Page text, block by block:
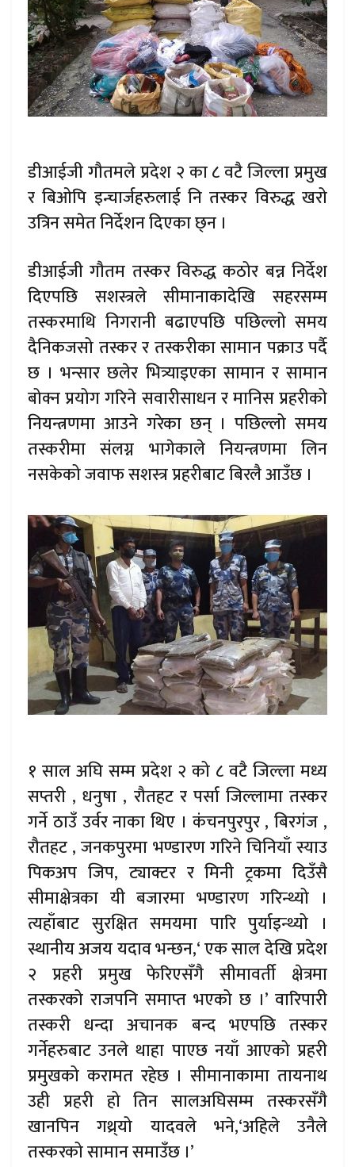
डीआईजी गौतमले प्रदेश २ का ८ वटै जिल्ला प्रमुख
र बिओपि इन्चार्जहरुलाई नि तस्कर विरुद्ध खरो
उत्रिन समेत निर्देशन दिएका छ्न ।
डीआईजी गौतम तस्कर विरुद्ध कठोर बन्न निर्देश
दिएपछि सशस्त्रले सीमानाकादेखि सहरसम्म
तस्करमाथि निगरानी बढाएपछि पछिल्लो समय
दैनिकजसो तस्कर र तस्करीका सामान पक्राउ पर्दै
छ । भन्सार छलेर भित्र्याइएका सामान र सामान
बोक्न प्रयोग गरिने सवारीसाधन र मानिस प्रहरीको
नियन्त्रणमा आउने गरेका छन् । पछिल्लो समय
तस्करीमा संलग्न भागेकाले नियन्त्रणमा लिन
नसकेको जवाफ सशस्त्र प्रहरीबाट बिरलै आउँछ ।
१ साल अघि सम्म प्रदेश २ को ८ वटै जिल्ला मध्य
सप्तरी , धनुषा , रौतहट र पर्सा जिल्लामा तस्कर
गर्ने ठाउँ उर्वर नाका थिए । कंचनपुरपुर , बिरगंज ,
रौतहट , जनकपुरमा भण्डारण गरिने चिनियाँ स्याउ
पिकअप जिप, ट्याक्टर र मिनी ट्रकमा दिउँसै
सीमाक्षेत्रका यी बजारमा भण्डारण गरिन्थ्यो ।
त्यहाँबाट सुरक्षित समयमा पारि पुर्याइन्थ्यो ।
स्थानीय अजय यदाव भन्छन,‘ एक साल देखि प्रदेश
२ प्रहरी प्रमुख फेरिएसँगै सीमावर्ती क्षेत्रमा
तस्करको राजपनि समाप्त भएको छ ।’ वारिपारी
तस्करी धन्दा अचानक बन्द भएपछि तस्कर
गर्नेहरुबाट उनले थाहा पाएछ नयाँ आएको प्रहरी
प्रमुखको करामत रहेछ । सीमानाकामा तायनाथ
उही प्रहरी हो तिन सालअघिसम्म तस्करसँगै
खानपिन गथ्र्यो यादवले भने,‘अहिले उनैले
तस्करको सामान समाउँछ ।’